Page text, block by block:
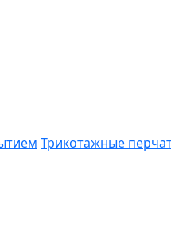
Трикотажные